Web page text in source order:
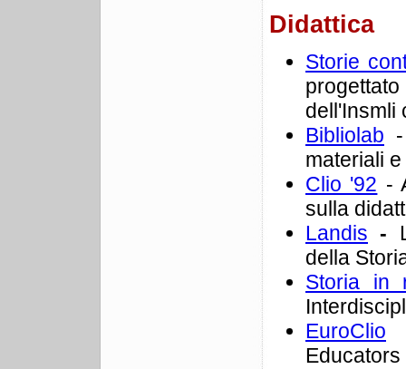
Didattica
Storie
dell'Insmli
Bibliolab
materiali
Clio '92 -
sulla
Landis -
della
Storia in
EuroClio
Educators